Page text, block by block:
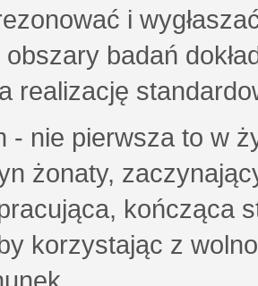
i
badań
realizację
- nie pierwsza to w
żonaty,
kończąca
korzystając z